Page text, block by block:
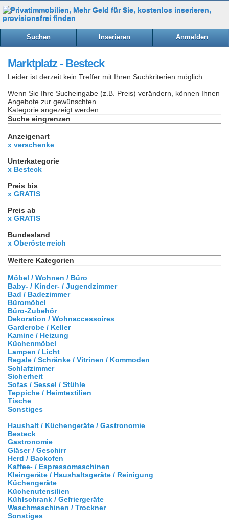
Suchen Inserieren Anmelden
Marktplatz - Besteck
Leider ist derzeit kein Treffer mit Ihren Suchkriterien möglich.
Wenn Sie Ihre Sucheingabe (z.B. Preis) verändern, können Ihnen
Angebote zur gewünschten
Kategorie angezeigt werden.
Suche eingrenzen
Anzeigenart
x verschenke
Unterkategorie
x Besteck
Preis bis
x GRATIS
Preis ab
x GRATIS
Bundesland
x Oberösterreich
Weitere Kategorien
Möbel / Wohnen / Büro
Baby- / Kinder- / Jugendzimmer
Bad / Badezimmer
Büromöbel
Büro-Zubehör
Dekoration / Wohnaccessoires
Garderobe / Keller
Kamine / Heizung
Küchenmöbel
Lampen / Licht
Regale / Schränke / Vitrinen / Kommoden
Schlafzimmer
Sicherheit
Sofas / Sessel / Stühle
Teppiche / Heimtextilien
Tische
Sonstiges
Haushalt / Küchengeräte / Gastronomie
Besteck
Gastronomie
Gläser / Geschirr
Herd / Backofen
Kaffee- / Espressomaschinen
Kleingeräte / Haushaltsgeräte / Reinigung
Küchengeräte
Küchenutensilien
Kühlschrank / Gefriergeräte
Waschmaschinen / Trockner
Sonstiges